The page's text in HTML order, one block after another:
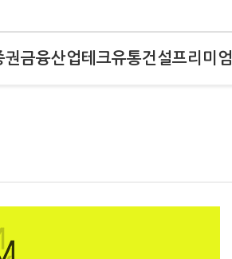
권금융산업테크유통건설프리미엄